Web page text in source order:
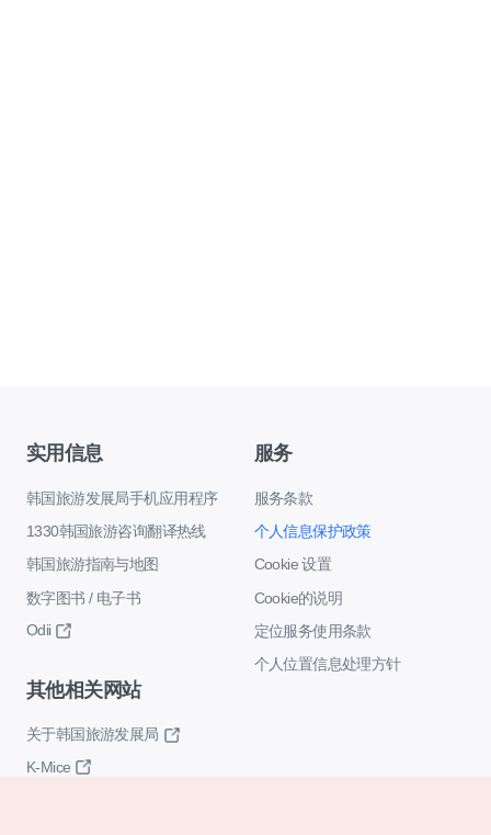
实用信息
韩国旅游发展局手机应用程序
1330韩国旅游咨询翻译热线
韩国旅游指南与地图
数字图书 / 电子书
Odii
服务
服务条款
个人信息保护政策
Cookie 设置
Cookie的说明
定位服务使用条款
个人位置信息处理方针
其他相关网站
关于韩国旅游发展局
K-Mice